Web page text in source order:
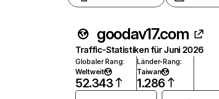
goodav17.com
Traffic-Statistiken für Juni 2026
Globaler Rang:
Weltweit
52.343
Länder-Rang:
Taiwan
1.286